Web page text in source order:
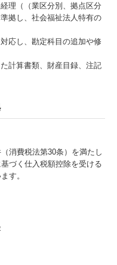
理（（業区分別、拠点区分
拠し、社会福祉法人特有の
応し、勘定科目の追加や修
計算書類、財産目録、注記
消費税法第30条）を満たし
づく仕入税額控除を受ける
す。